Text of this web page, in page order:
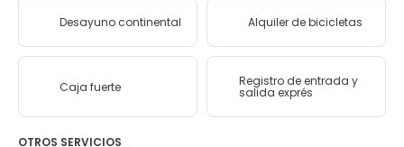
Desayuno continental Alquiler de bicicletas
Caja fuerte Registro de entrada y
salida exprés
OTROS SERVICIOS